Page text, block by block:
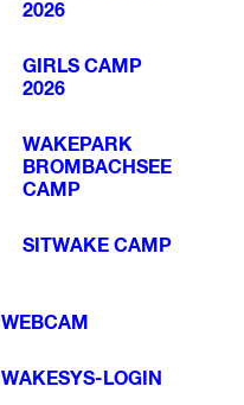
2026
GIRLS CAMP
2026
WAKEPARK
BROMBACHSEE
CAMP
SITWAKE CAMP
WEBCAM
WAKESYS-LOGIN